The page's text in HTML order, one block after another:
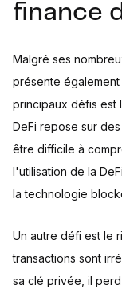
finance
Malgré ses
présente
principaux défis est
DeFi repose sur
être difficile à
l'utilisation de la
la technologie
Un autre défi est le
transactions sont
sa clé privée, il